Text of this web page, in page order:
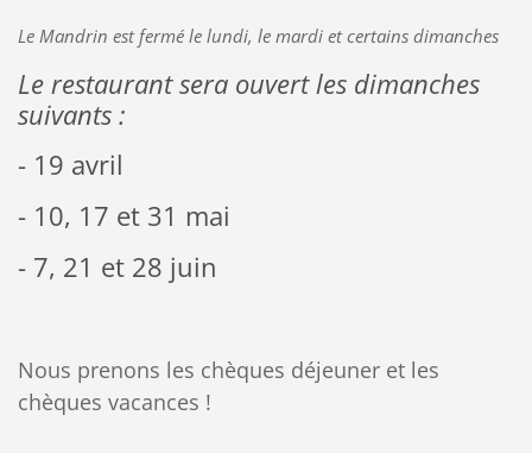
Le Mandrin est fermé le lundi, le mardi et certains dimanches
Le restaurant sera ouvert les dimanches
suivants :
- 19 avril
- 10, 17 et 31 mai
- 7, 21 et 28 juin
Nous prenons les chèques déjeuner et les
chèques vacances !